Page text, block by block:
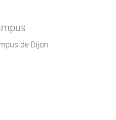
de Dijon